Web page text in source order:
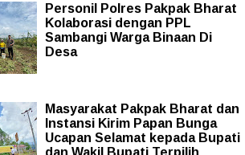
Personil Polres Pakpak Bharat
Kolaborasi dengan PPL
Sambangi Warga Binaan Di
Desa
Masyarakat Pakpak Bharat dan
Instansi Kirim Papan Bunga
Ucapan Selamat kepada Bupati
dan Wakil Bupati Terpilih